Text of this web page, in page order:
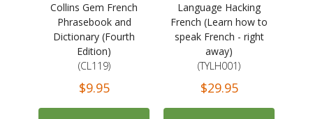
Collins Gem French
Phrasebook and
Dictionary (Fourth
Edition)
(CL119)
$9.95
Language Hacking
French (Learn how to
speak French - right
away)
(TYLH001)
$29.95